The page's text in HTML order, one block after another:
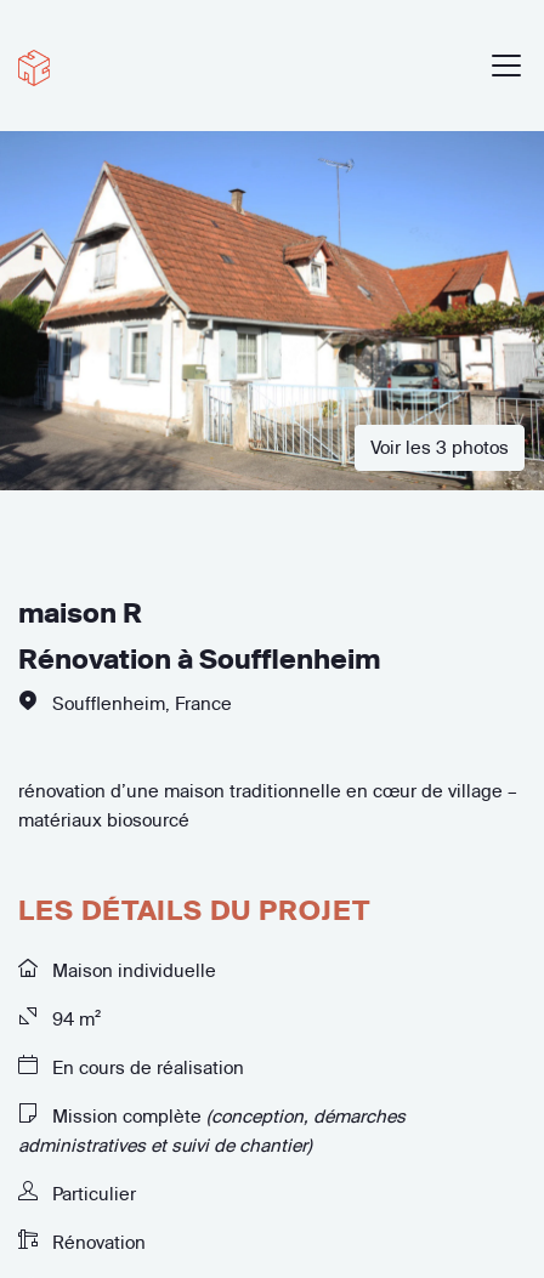
Voir les 3 photos
maison R
Rénovation à Soufflenheim
Soufflenheim France
rénovation d’une maison traditionnelle en cœur de village –
matériaux biosourcé
LES DÉTAILS DU PROJET
Maison individuelle
94 m²
En cours de réalisation
Mission complète (conception, démarches
administratives et suivi de chantier)
Particulier
Rénovation